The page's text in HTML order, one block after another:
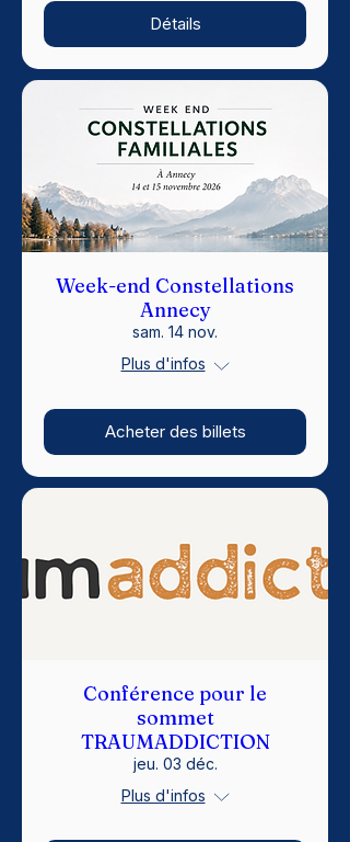
Détails
Week-end Constellations
Annecy
sam. 14 nov.
Plus d'infos
Acheter des billets
Conférence pour le
sommet
TRAUMADDICTION
jeu. 03 déc.
Plus d'infos